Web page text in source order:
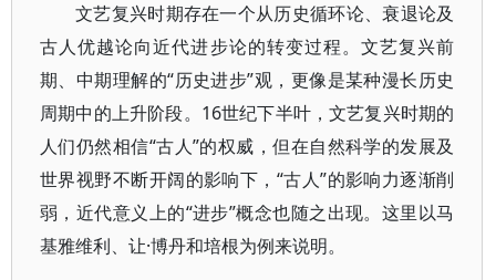
文艺复兴时期存在一个从历史循环论、衰退论及
古人优越论向近代进步论的转变过程。文艺复兴前
期、中期理解的“历史进步”观，更像是某种漫长历史
周期中的上升阶段。16世纪下半叶，文艺复兴时期的
人们仍然相信“古人”的权威，但在自然科学的发展及
世界视野不断开阔的影响下，“古人”的影响力逐渐削
弱，近代意义上的“进步”概念也随之出现。这里以马
基雅维利、让·博丹和培根为例来说明。